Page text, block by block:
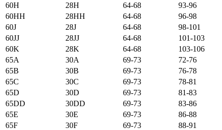
60H
28H 64-68
93-96
60HH
28HH 64-68
96-98
60J
28J 64-68
98-101
60JJ
28JJ 64-68
101-103
60K
28K 64-68
103-106
65А
30А 69-73
72-76
65B
30B 69-73
76-78
65C
30C 69-73
78-81
65D
30D 69-73
81-83
65DD
30DD 69-73
83-86
65E
30E 69-73
86-88
65F
30F 69-73
88-91